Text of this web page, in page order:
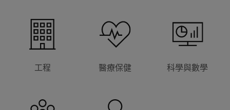
工程 醫療保健 科學與數學